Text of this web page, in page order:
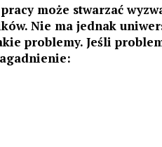
może stwarzać
Nie ma jednak
problemy. Jeśli